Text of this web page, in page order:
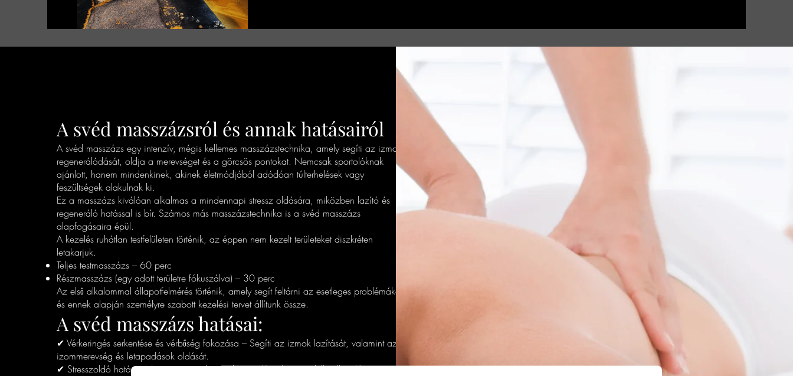
A svéd masszázsról és annak hatásairól
A svéd masszázs egy intenzív, mégis kellemes masszázstechnika, amely segíti az izmok
regenerálódását, oldja a merevséget és a görcsös pontokat. Nemcsak sportolóknak
ajánlott, hanem mindenkinek, akinek életmódjából adódóan túlterhelések vagy
feszültségek alakulnak ki.
Ez a masszázs kiválóan alkalmas a mindennapi stressz oldására, miközben lazító és
regeneráló hatással is bír. Számos más masszázstechnika is a svéd masszázs
alapfogásaira épül.
A kezelés ruhátlan testfelületen történik, az éppen nem kezelt területeket diszkréten
letakarjuk.
Teljes testmasszázs – 60 perc
Részmasszázs (egy adott területre fókuszálva) – 30 perc
Az első alkalommal állapotfelmérés történik, amely segít feltárni az esetleges problémákat,
és ennek alapján személyre szabott kezelési tervet állítunk össze.
A svéd masszázs hatásai:
✔ Vérkeringés serkentése és vérbőség fokozása – Segíti az izmok lazítását, valamint az
izommerevség és letapadások oldását.
✔ Stresszoldó hatás – Nyugtatja az idegrendszert, elősegíti a testi-lelki ellazulást.